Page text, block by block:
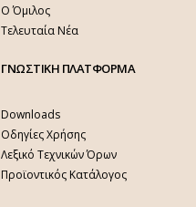
Ο Όμιλος
Τελευταία Νέα
ΓΝΩΣΤΙΚΗ ΠΛΑΤΦΟΡΜΑ
Downloads
Οδηγίες Χρήσης
Λεξικό Τεχνικών Όρων
Προϊοντικός Κατάλογος